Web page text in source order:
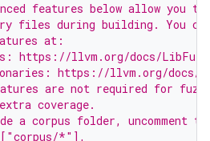
features below allow you to
files during building. You
at:
https://llvm.org/docs/
https://llvm.org/docs/
are not required for
coverage.
a corpus folder, uncomment
*"],